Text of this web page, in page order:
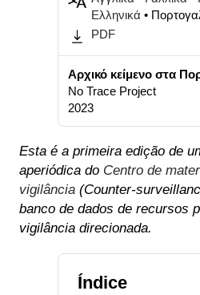
Ελληνικά •
PDF
Αρχικό κείμενο στα
No Trace Project
2023
Esta é a primeira edição de
aperiódica do Centro de
vigilância (Counter-
banco de dados de recursos
vigilância direcionada.
Índice